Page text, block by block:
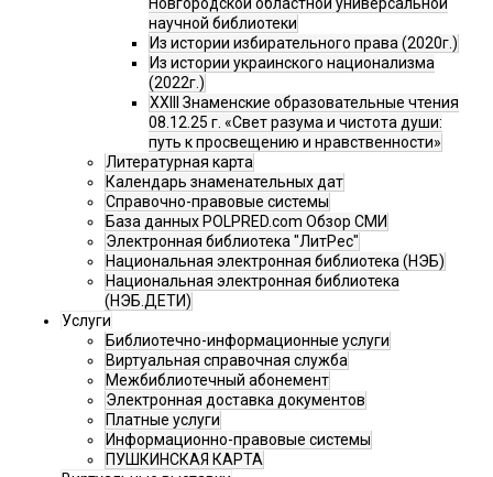
Новгородской областной универсальной
научной библиотеки
Из истории избирательного права (2020г.)
Из истории украинского национализма
(2022г.)
XXIII Знаменские образовательные чтения
08.12.25 г. «Свет разума и чистота души:
путь к просвещению и нравственности»
Литературная карта
Календарь знаменательных дат
Справочно-правовые системы
База данных POLPRED.com Обзор СМИ
Электронная библиотека "ЛитРес"
Национальная электронная библиотека (НЭБ)
Национальная электронная библиотека
(НЭБ.ДЕТИ)
Услуги
Библиотечно-информационные услуги
Виртуальная справочная служба
Межбиблиотечный абонемент
Электронная доставка документов
Платные услуги
Информационно-правовые системы
ПУШКИНСКАЯ КАРТА